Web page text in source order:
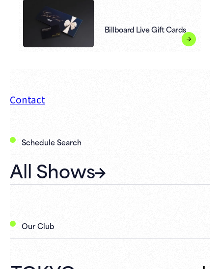
Billboard Live Gift Cards
Contact
Schedule Search
All Shows
Our Club